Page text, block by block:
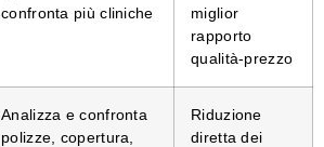
confronta più cliniche
miglior
rapporto
qualità-prezzo
Analizza e confronta
polizze, copertura,
Riduzione
diretta dei